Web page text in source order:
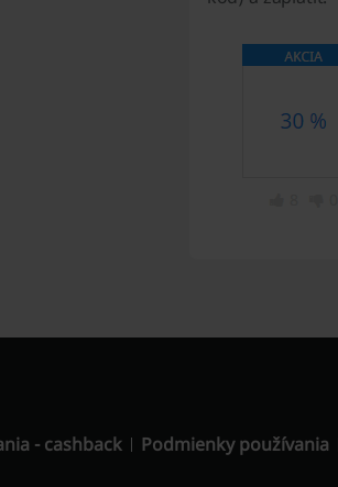
- cashback Podmienky používania